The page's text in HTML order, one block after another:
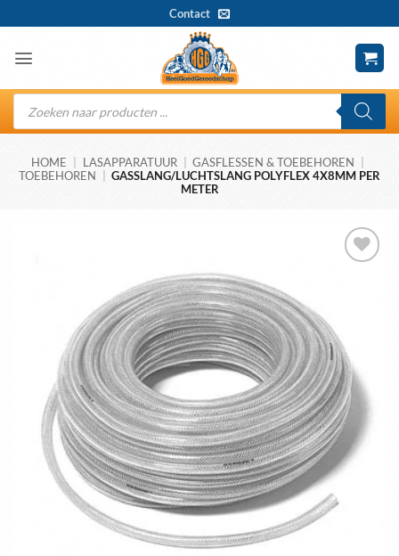
naar
inhoud
Contact
Producten
zoeken
HOME LASAPPARATUUR GASFLESSEN & TOEBEHOREN
TOEBEHOREN
GASSLANG/LUCHTSLANG POLYFLEX 4X8MM PER
METER